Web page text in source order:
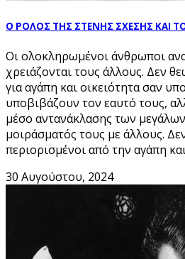
Ο ΡΟΛΟΣ ΤΗΣ ΣΤΕΝΗΣ ΣΧΕΣΗΣ ΚΑΙ
Οι ολοκληρωμένοι άνθρωποι
χρειάζονται τους άλλους. Δεν
για αγάπη και οικειότητα σαν
υποβιβάζουν τον εαυτό τους,
μέσο αντανάκλασης των
μοιράσματός τους με άλλους.
περιορισμένοι από την αγάπη
30 Αυγούστου, 2024